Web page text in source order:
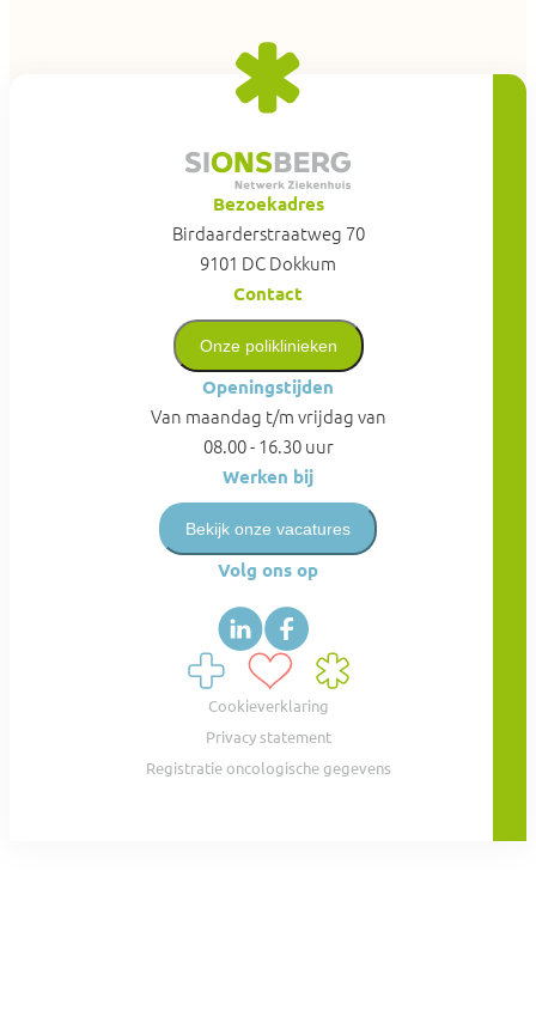
Bezoekadres
Birdaarderstraatweg 70
9101 DC Dokkum
Contact
Onze poliklinieken
Openingstijden
Van maandag t/m vrijdag van
08.00 - 16.30 uur
Werken bij
Bekijk onze vacatures
Volg ons op
Cookieverklaring
Privacy statement
Registratie oncologische gegevens